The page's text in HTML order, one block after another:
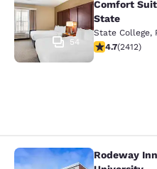
54
Comfort
State
State College,
calificación de
4.7(2412)
Rodeway Inn
Rodeway